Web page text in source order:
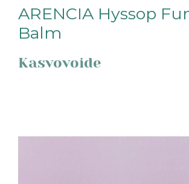
ARENCIA Hyssop
Balm
Kasvovoide